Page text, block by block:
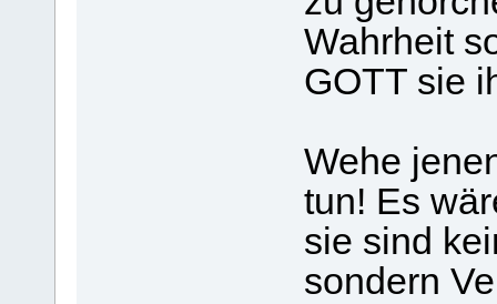
Wahrheit
GOTT sie
Wehe
tun! Es
sie sind
sondern